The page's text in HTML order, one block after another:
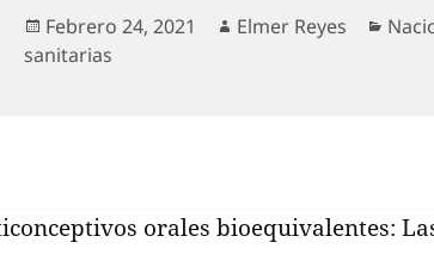
Publicado
el
Febrero 24, 2021 Autor
Elmer Reyes
sanitarias